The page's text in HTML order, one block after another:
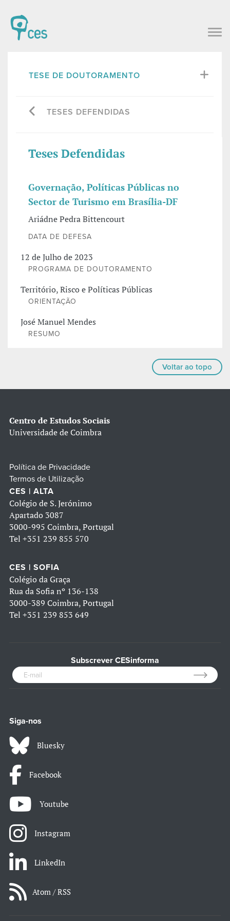
TESE DE DOUTORAMENTO
TESES DEFENDIDAS
Teses Defendidas
Governação, Políticas Públicas no
Sector de Turismo em Brasília-DF
Ariádne Pedra Bittencourt
DATA DE DEFESA
12 de Julho de 2023
PROGRAMA DE DOUTORAMENTO
Território, Risco e Políticas Públicas
ORIENTAÇÃO
José Manuel Mendes
RESUMO
Voltar ao topo
Centro de Estudos Sociais
Universidade de Coimbra
Política de Privacidade
Termos de Utilização
CES | ALTA
Colégio de S. Jerónimo
Apartado 3087
3000-995 Coimbra, Portugal
Tel +351 239 855 570
CES | SOFIA
Colégio da Graça
Rua da Sofia nº 136-138
3000-389 Coimbra, Portugal
Tel +351 239 853 649
Subscrever CESinforma
Siga-nos
Bluesky
Facebook
Youtube
Instagram
LinkedIn
Atom / RSS